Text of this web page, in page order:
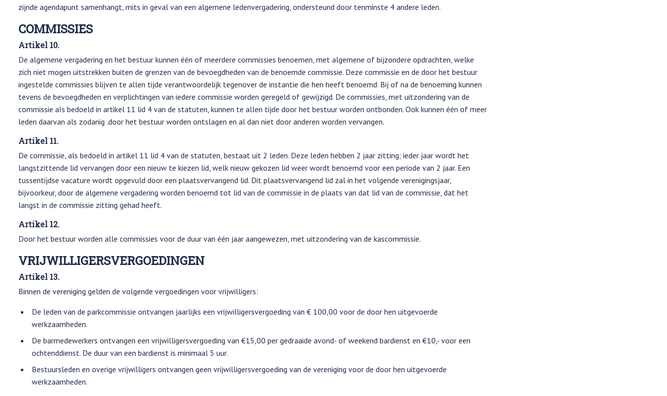
zijnde agendapunt samenhangt, mits in geval van een algemene ledenvergadering, ondersteund door tenminste 4 andere leden.
COMMISSIES
Artikel 10.
De algemene vergadering en het bestuur kunnen één of meerdere commissies benoemen, met algemene of bijzondere opdrachten, welke
zich niet mogen uitstrekken buiten de grenzen van de bevoegdheden van de benoemde commissie. Deze commissie en de door het bestuur
ingestelde commissies blijven te allen tijde verantwoordelijk tegenover de instantie die hen heeft benoemd. Bij of na de benoeming kunnen
tevens de bevoegdheden en verplichtingen van iedere commissie worden geregeld of gewijzigd. De commissies, met uitzondering van de
commissie aIs bedoeld in artikel 11 lid 4 van de statuten, kunnen te allen tijde door het bestuur worden ontbonden. Ook kunnen één of meer
leden daarvan als zodanig .door het bestuur worden ontslagen en al dan niet door anderen worden vervangen.
Artikel 11.
De commissie, als bedoeld in artikel 11 lid 4 van de statuten, bestaat uit 2 leden. Deze leden hebben 2 jaar zitting; ieder jaar wordt het
langstzittende lid vervangen door een nieuw te kiezen lid, welk nieuw gekozen lid weer wordt benoemd voor een periode van 2 jaar. Een
tussentijdse vacature wordt opgevuld door een plaatsvervangend lid. Dit plaatsvervangend lid zal in het volgende verenigingsjaar,
bijvoorkeur, door de algemene vergadering worden benoemd tot lid van de commissie in de plaats van dat lid van de commissie, dat het
langst in de commissie zitting gehad heeft.
Artikel 12.
Door het bestuur worden alle commissies voor de duur van één jaar aangewezen, met uitzondering van de kascommissie.
VRIJWILLIGERSVERGOEDINGEN
Artikel 13.
Binnen de vereniging gelden de volgende vergoedingen voor vrijwilligers:
De leden van de parkcommissie ontvangen jaarlijks een vrijwilligersvergoeding van € 100,00 voor de door hen uitgevoerde
werkzaamheden.
De barmedewerkers ontvangen een vrijwilligersvergoeding van €15,00 per gedraaide avond- of weekend bardienst en €10,- voor een
ochtenddienst. De duur van een bardienst is minimaal 5 uur.
Bestuursleden en overige vrijwilligers ontvangen geen vrijwilligersvergoeding van de vereniging voor de door hen uitgevoerde
werkzaamheden.